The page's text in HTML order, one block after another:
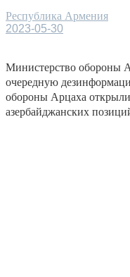
Республика Армения
2023-05-30
Министерство обороны
очередную
обороны Арцаха
азербайджанских